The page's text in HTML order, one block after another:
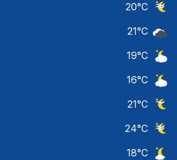
20°C
21°C
19°C
16°C
21°C
24°C
18°C